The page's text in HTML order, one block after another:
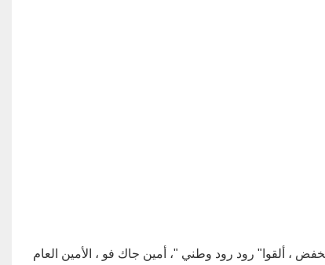
للمعرض للاقتصاد المنخفض ، ألقوا" رود رود وطني "، أمين جاك فو ، الأمين العام